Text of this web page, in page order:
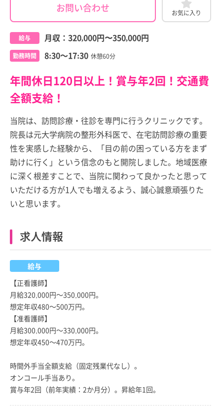
お問い合わせ お気に入り
給与 月収： 320,000円〜350,000円
勤務時間 8:30～17:30 休憩60分
年間休日120日以上！賞与年2回！交通費
全額支給！
当院は、訪問診療・往診を専門に行うクリニックです。
院長は元大学病院の整形外科医で、在宅訪問診療の重要
性を実感した経験から、「目の前の困っている方をまず
助けに行く」という信念のもと開院しました。地域医療
に深く根差すことで、当院に関わって良かったと思って
いただける方が1人でも増えるよう、誠心誠意頑張りた
いと思います。
求人情報
給与
【正看護師】
月給320,000円～350,000円。
想定年収480～500万円。
【准看護師】
月給300,000円～330,000円。
想定年収450～470万円。
時間外手当全額支給（固定残業代なし）。
オンコール手当あり。
賞与年2回（前年実績：2か月分）。昇給年1回。